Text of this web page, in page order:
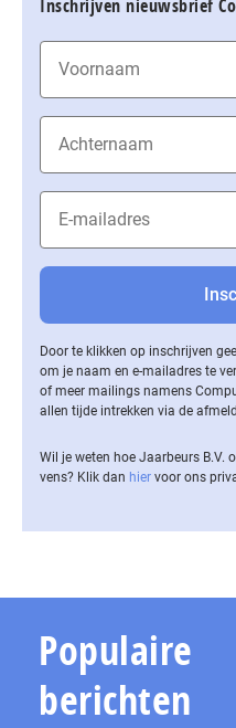
Inschrijven nieuwsbrief
Door te klikken op inschrijven
om je naam en e-mailadres te
of meer mailings namens
allen tijde intrekken via de
Wil je weten hoe Jaarbeurs
vens? Klik dan hier voor ons
Populaire
berichten